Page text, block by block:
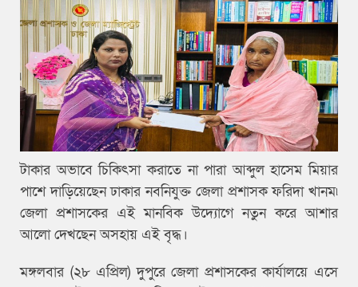
টাকার অভাবে চিকিৎসা করাতে না পারা আব্দুল হাসেম মিয়ার
পাশে দাড়িয়েছেন ঢাকার নবনিযুক্ত জেলা প্রশাসক ফরিদা খানম৷
জেলা প্রশাসকের এই মানবিক উদ্যোগে নতুন করে আশার
আলো দেখছেন অসহায় এই বৃদ্ধ।
মঙ্গলবার (২৮ এপ্রিল) দুপুরে জেলা প্রশাসকের কার্যালয়ে এসে